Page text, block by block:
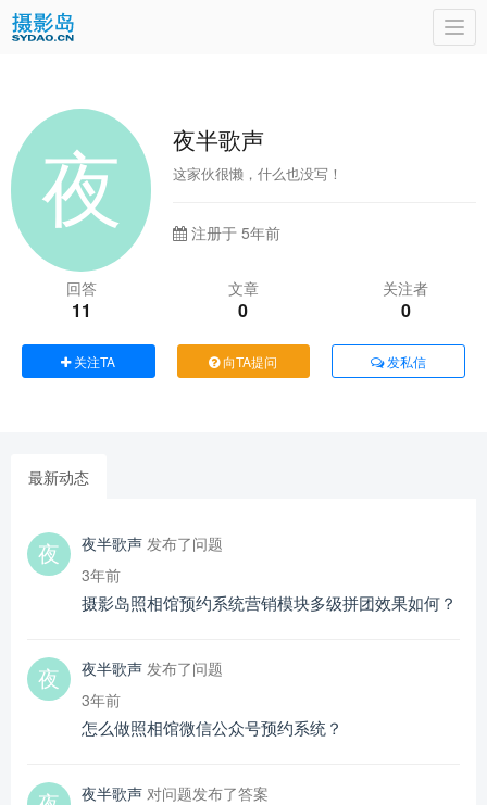
夜半歌声
这家伙很懒，什么也没写！
注册于 5年前
回答
11
文章
0
关注者
0
关注TA 向TA提问 发私信
最新动态
夜半歌声 发布了问题
3年前
摄影岛照相馆预约系统营销模块多级拼团效果如何？
夜半歌声 发布了问题
3年前
怎么做照相馆微信公众号预约系统？
夜半歌声 对问题发布了答案